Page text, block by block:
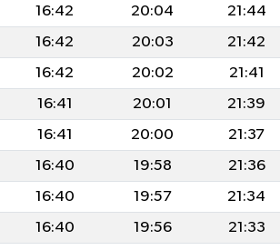
16:42 20:04
21:44
16:42 20:03
21:42
16:42 20:02
21:41
16:41 20:01
21:39
16:41 20:00
21:37
16:40 19:58
21:36
16:40 19:57
21:34
16:40 19:56
21:33